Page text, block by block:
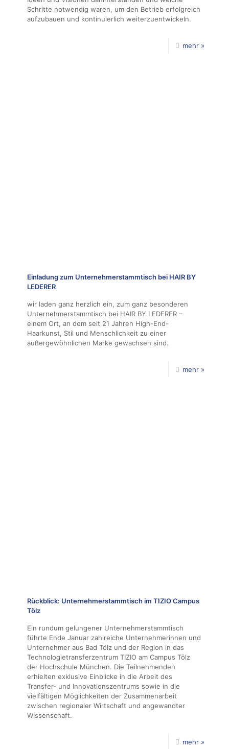
Schritte notwendig waren, um den Betrieb erfolgreich
aufzubauen und kontinuierlich weiterzuentwickeln.
mehr »
Einladung zum Unternehmerstammtisch bei HAIR BY
LEDERER
wir laden ganz herzlich ein, zum ganz besonderen
Unternehmerstammtisch bei HAIR BY LEDERER –
einem Ort, an dem seit 21 Jahren High-End-
Haarkunst, Stil und Menschlichkeit zu einer
außergewöhnlichen Marke gewachsen sind.
mehr »
Rückblick: Unternehmerstammtisch im TIZIO Campus
Tölz
Ein rundum gelungener Unternehmerstammtisch
führte Ende Januar zahlreiche Unternehmerinnen und
Unternehmer aus Bad Tölz und der Region in das
Technologietransferzentrum TIZIO am Campus Tölz
der Hochschule München. Die Teilnehmenden
erhielten exklusive Einblicke in die Arbeit des
Transfer- und Innovationszentrums sowie in die
vielfältigen Möglichkeiten der Zusammenarbeit
zwischen regionaler Wirtschaft und angewandter
Wissenschaft.
mehr »